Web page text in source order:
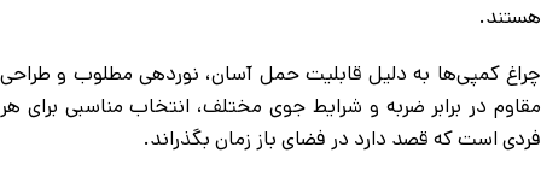
هستند.
چراغ کمپی‌ها به دلیل قابلیت حمل آسان، نوردهی مطلوب و طراحی
مقاوم در برابر ضربه و شرایط جوی مختلف، انتخاب مناسبی برای هر
فردی است که قصد دارد در فضای باز زمان بگذراند.